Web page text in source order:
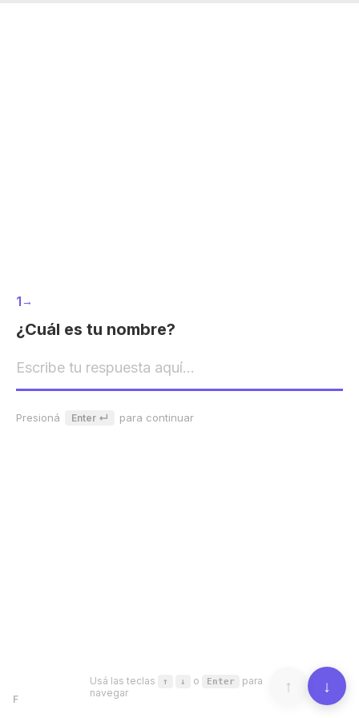
1 →
¿Cuál es tu nombre?
Presioná Enter ↵ para continuar
↑ ↓
F
Usá las teclas ↑ ↓ o Enter
para
navegar